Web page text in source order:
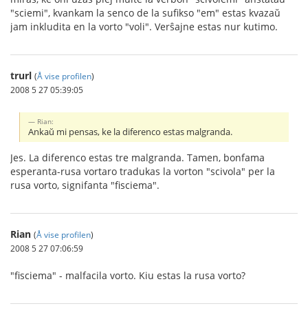
"sciemi", kvankam la senco de la sufikso "em" estas kvazaŭ
jam inkludita en la vorto "voli". Verŝajne estas nur kutimo.
trurl (Å vise profilen)
2008 5 27 05:39:05
Rian:
Ankaŭ mi pensas, ke la diferenco estas malgranda.
Jes. La diferenco estas tre malgranda. Tamen, bonfama
esperanta-rusa vortaro tradukas la vorton "scivola" per la
rusa vorto, signifanta "fisciema".
Rian (Å vise profilen)
2008 5 27 07:06:59
"fisciema" - malfacila vorto. Kiu estas la rusa vorto?